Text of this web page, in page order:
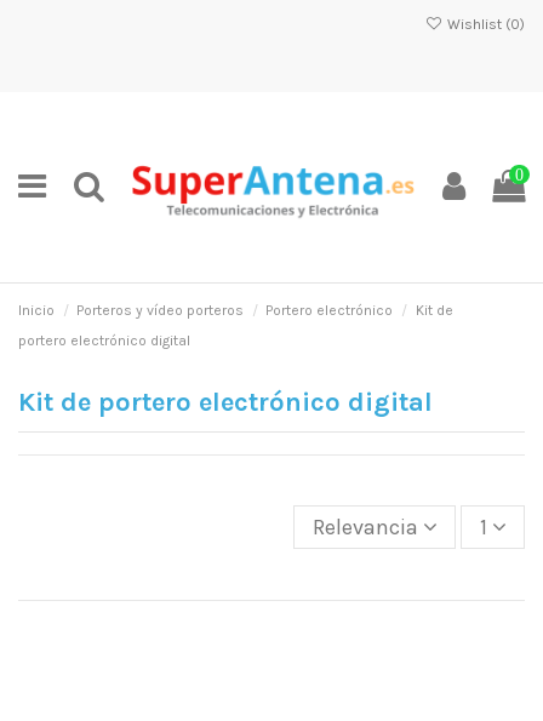
Wishlist (0)
0
Inicio Porteros y vídeo porteros Portero electrónico
Kit de
portero electrónico digital
Kit de portero electrónico digital
Relevancia 1